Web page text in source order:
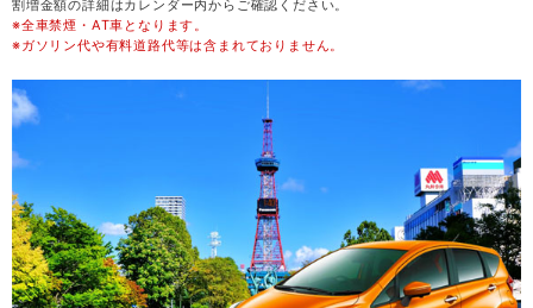
金 21
月 24
火 25
割増金額の詳細はカレンダー内からご確認ください。
※全車禁煙・AT車となります。
※ガソリン代や有料道路代等は含まれておりません。